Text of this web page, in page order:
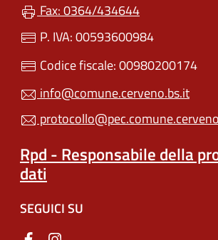
Fax: 0364/434644
P. IVA: 00593600984
Codice fiscale: 00980200174
info@comune.cerveno.bs.it
Rpd - Responsabile della
dati
SEGUICI SU